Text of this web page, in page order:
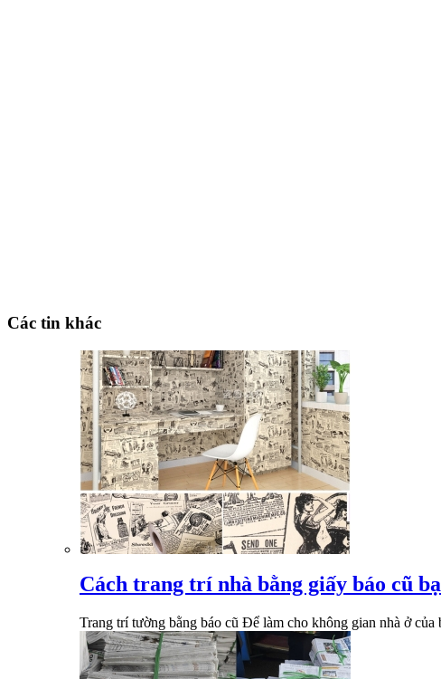
Các tin khác
Cách trang trí nhà bằng giấy báo cũ
Trang trí tường bằng báo cũ Để làm cho không gian nhà ở